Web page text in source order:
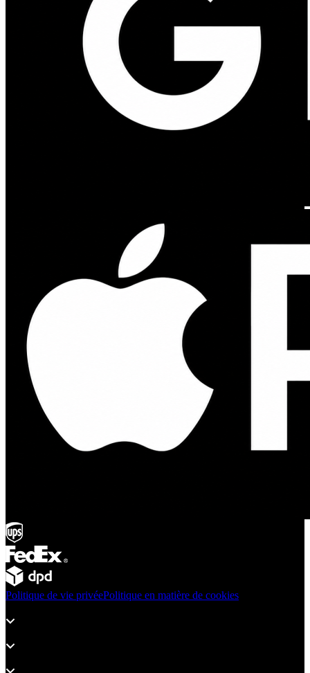
Politique de vie privéePolitique en matière de cookies